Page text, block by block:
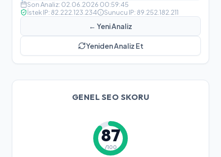
Son Analiz: 02.06.2026 00:59:45
İstek IP: 82.222.123.234 Sunucu IP: 89.252.182.211
← Yeni Analiz
Yeniden Analiz Et
GENEL SEO SKORU
87
/100